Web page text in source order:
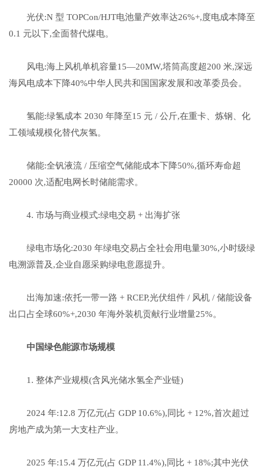
光伏:N 型 TOPCon/HJT电池量产效率达26%+,度电成本降至
0.1 元以下,全面替代煤电。
风电:海上风机单机容量15—20MW,塔筒高度超200 米,深远
海风电成本下降40%中华人民共和国国家发展和改革委员会。
氢能:绿氢成本 2030 年降至15 元 / 公斤,在重卡、炼钢、化
工领域规模化替代灰氢。
储能:全钒液流 / 压缩空气储能成本下降50%,循环寿命超
20000 次,适配电网长时储能需求。
4. 市场与商业模式:绿电交易 + 出海扩张
绿电市场化:2030 年绿电交易占全社会用电量30%,小时级绿
电溯源普及,企业自愿采购绿电意愿提升。
出海加速:依托一带一路 + RCEP,光伏组件 / 风机 / 储能设备
出口占全球60%+,2030 年海外装机贡献行业增量25%。
中国绿色能源市场规模
1. 整体产业规模(含风光储水氢全产业链)
2024 年:12.8 万亿元(占 GDP 10.6%),同比 + 12%,首次超过
房地产成为第一大支柱产业。
2025 年:15.4 万亿元(占 GDP 11.4%),同比 + 18%;其中光伏